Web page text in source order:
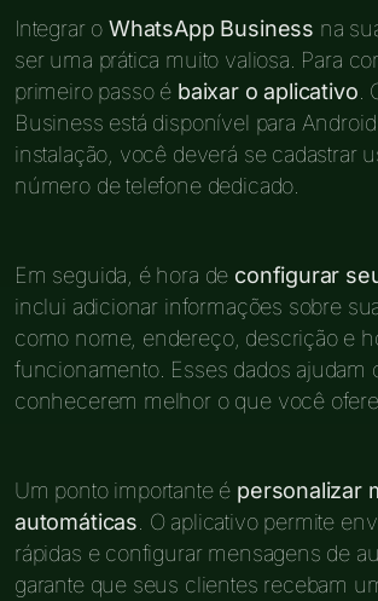
Integrar oWhatsApp Business na
ser uma prática muito valiosa. Para
primeiro passo é baixar o aplicativo
Business está disponível para
instalação, você deverá se cadastrar
número de telefone dedicado.
Em seguida, é hora de configurar
inclui adicionar informações sobre
como nome, endereço, descrição e
funcionamento. Esses dados ajudam
conhecerem melhor o que você
Um ponto importante é personalizar
automáticas . O aplicativo permite
rápidas e configurar mensagens de
garante que seus clientes recebam